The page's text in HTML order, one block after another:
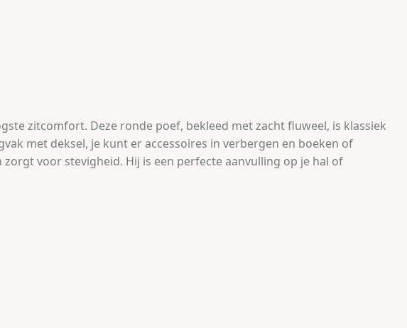
zitcomfort. Deze ronde poef, bekleed met zacht fluweel, is klassiek
met deksel, je kunt er accessoires in verbergen en boeken of
voor stevigheid. Hij is een perfecte aanvulling op je hal of